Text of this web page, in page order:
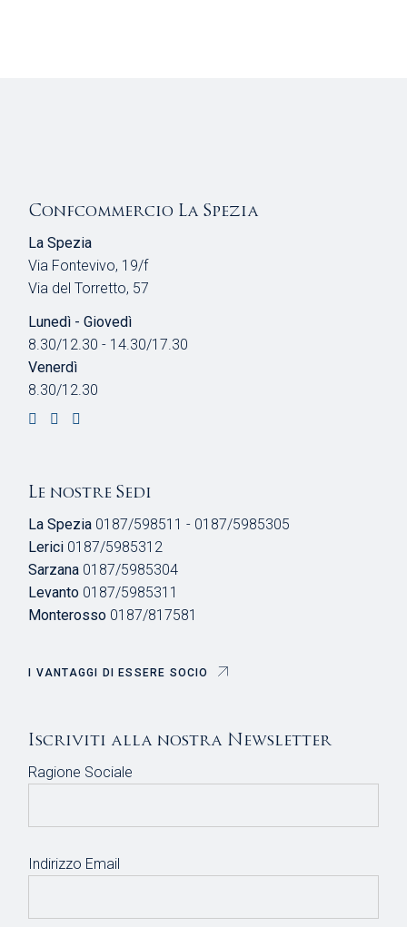
Confcommercio La Spezia
La Spezia
Via Fontevivo, 19/f
Via del Torretto, 57
Lunedì - Giovedì
8.30/12.30 - 14.30/17.30
Venerdì
8.30/12.30
Le nostre Sedi
La Spezia 0187/598511 - 0187/5985305
Lerici 0187/5985312
Sarzana 0187/5985304
Levanto 0187/5985311
Monterosso 0187/817581
I VANTAGGI DI ESSERE SOCIO
Iscriviti alla nostra Newsletter
Ragione Sociale
Indirizzo Email